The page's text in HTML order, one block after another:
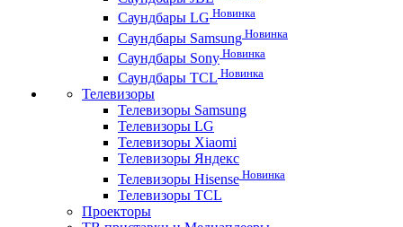
Саундбары LG Новинка
Саундбары Samsung Новинка
Саундбары Sony Новинка
Саундбары TCL Новинка
Телевизоры
Телевизоры Samsung
Телевизоры LG
Телевизоры Xiaomi
Телевизоры Яндекс
Телевизоры Hisense Новинка
Телевизоры TCL
Проекторы